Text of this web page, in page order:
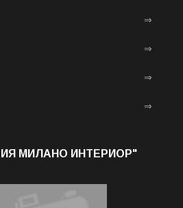
⇒
⇒
⇒
⇒
МИЛАНО ИНТЕРИОР"